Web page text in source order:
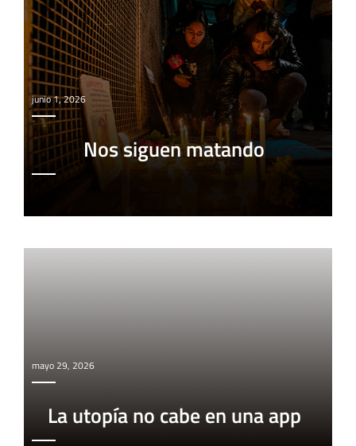
junio 1, 2026
Nos siguen matando
mayo 29, 2026
La utopía no cabe en una app